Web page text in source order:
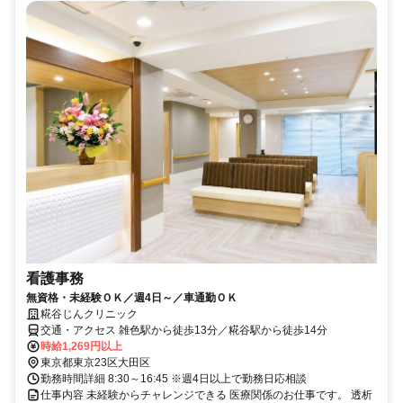
看護事務
無資格・未経験ＯＫ／週4日～／車通勤ＯＫ
糀谷じんクリニック
交通・アクセス 雑色駅から徒歩13分／糀谷駅から徒歩14分
時給1,269円以上
東京都東京23区大田区
勤務時間詳細 8:30～16:45 ※週4日以上で勤務日応相談
仕事内容 未経験からチャレンジできる 医療関係のお仕事です。 透析